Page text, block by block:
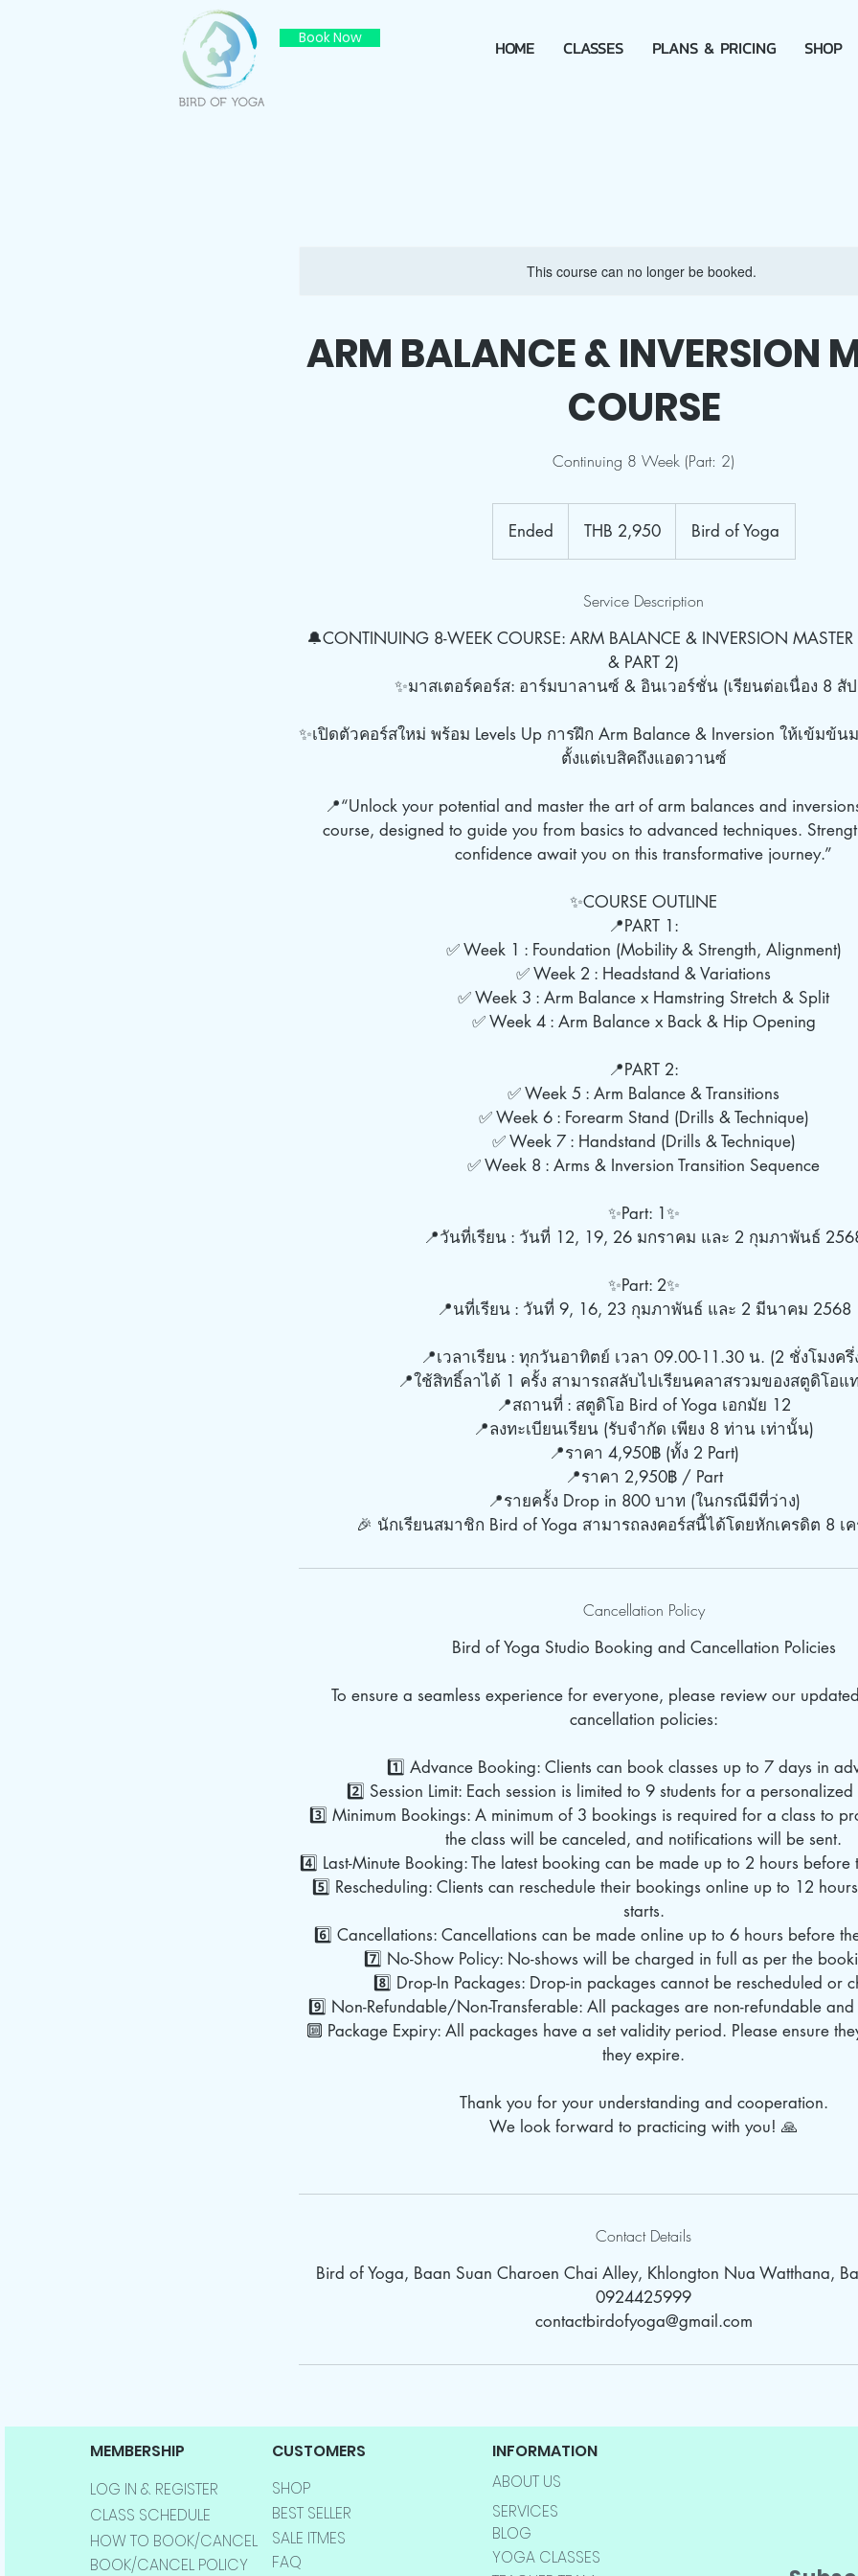
HOME CLASSES PLANS & PRICING SHOP
Book Now
This course can no longer be booked.
ARM BALANCE & INVERSION
COURSE
Continuing 8 Week (Part: 2)
Ended
n
d
THB 2,950 Bird of Yoga
Service Description
🔔CONTINUING 8-WEEK COURSE: ARM BALANCE & INVERSION MASTER
& PART 2)
✨มาสเตอร์คอร์ส: อาร์มบาลานซ์ & อินเวอร์ชั่น (เรียนต่อเนื่อง 8 สั
✨เปิดตัวคอร์สใหม่ พร้อม Levels Up การฝึก Arm Balance & Inversion ให้เข้มข้
ตั้งแต่เบสิคถึงแอดวานซ์
📍“Unlock your potential and master the art of arm balances and
course, designed to guide you from basics to advanced techniques.
confidence await you on this transformative journey.”
✨COURSE OUTLINE
📍PART 1:
✅ Week 1 : Foundation (Mobility & Strength, Alignment)
✅ Week 2 : Headstand & Variations
✅ Week 3 : Arm Balance x Hamstring Stretch & Split
✅ Week 4 : Arm Balance x Back & Hip Opening
📍PART 2:
✅ Week 5 : Arm Balance & Transitions
✅ Week 6 : Forearm Stand (Drills & Technique)
✅ Week 7 : Handstand (Drills & Technique)
✅ Week 8 : Arms & Inversion Transition Sequence
✨Part: 1✨
📍วันที่เรียน : วันที่ 12, 19, 26 มกราคม และ 2 กุมภาพันธ์
✨Part: 2✨
📍นที่เรียน : วันที่ 9, 16, 23 กุมภาพันธ์ และ 2 มีนาคม 2568
📍เวลาเรียน : ทุกวันอาทิตย์ เวลา 09.00-11.30 น. (2 ชั่งโมงครึ่
📍ใช้สิทธิ์ลาได้ 1 ครั้ง สามารถสลับไปเรียนคลาสรวมของสตูดิโอแ
📍สถานที่ : สตูดิโอ Bird of Yoga เอกมัย 12
📍ลงทะเบียนเรียน (รับจำกัด เพียง 8 ท่าน เท่านั้น)
📍ราคา 4,950฿ (ทั้ง 2 Part)
📍ราคา 2,950฿ / Part
📍รายครั้ง Drop in 800 บาท (ในกรณีมีที่ว่าง)
🎉 นักเรียนสมาชิก Bird of Yoga สามารถลงคอร์สนี้ได้โดยหักเครดิต 8 เ
Cancellation Policy
Bird of Yoga Studio Booking and Cancellation Policies
To ensure a seamless experience for everyone, please review our
cancellation policies:
1️⃣ Advance Booking: Clients can book classes up to 7 days in
2️⃣ Session Limit: Each session is limited to 9 students for a
3️⃣ Minimum Bookings: A minimum of 3 bookings is required for a class to
the class will be canceled, and notifications will be sent.
4️⃣ Last-Minute Booking: The latest booking can be made up to 2 hours before
5️⃣ Rescheduling: Clients can reschedule their bookings online up to 12
starts.
6️⃣ Cancellations: Cancellations can be made online up to 6 hours before
7️⃣ No-Show Policy: No-shows will be charged in full as per the
8️⃣ Drop-In Packages: Drop-in packages cannot be rescheduled or
9️⃣ Non-Refundable/Non-Transferable: All packages are non-refundable
🔟 Package Expiry: All packages have a set validity period. Please ensure
they expire.
Thank you for your understanding and cooperation.
We look forward to practicing with you! 🙏
Contact Details
Bird of Yoga, Baan Suan Charoen Chai Alley, Khlongton Nua Watthana,
0924425999
contactbirdofyoga@gmail.com
MEMBERSHIP
LOG IN & REGISTER
CLASS SCHEDULE
HOW TO BOOK/CANCEL
BOOK/CANCEL POLICY
CUSTOMERS
SHOP
BEST SELLER
SALE ITMES
FAQ
INFORMATION
ABOUT US
BLOG
SERVICES
YOGA CLASSES